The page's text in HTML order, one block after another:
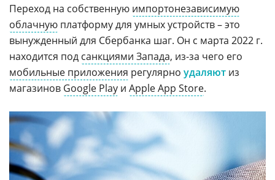
Переход на собственную импортонезависимую
облачную платформу для умных устройств – это
вынужденный для Сбербанка шаг. Он с марта 2022 г.
находится под санкциями Запада, из-за чего его
мобильные приложения регулярно удаляют из
магазинов Google Play и Apple App Store.